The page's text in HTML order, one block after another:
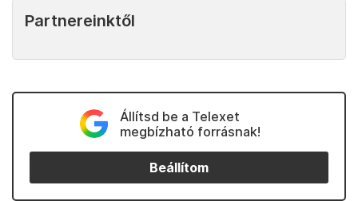
Partnereinktől
Állítsd be a Telexet
megbízható forrásnak!
Beállítom